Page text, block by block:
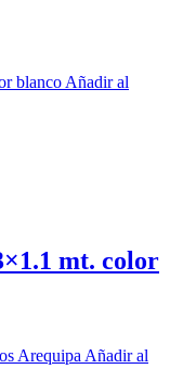
Añadir al
mt. color
Añadir al